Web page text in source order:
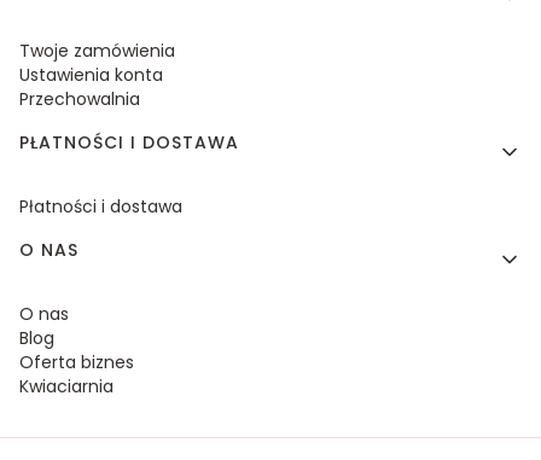
Twoje zamówienia
Ustawienia konta
Przechowalnia
PŁATNOŚCI I DOSTAWA
Płatności i dostawa
O NAS
O nas
Blog
Oferta biznes
Kwiaciarnia